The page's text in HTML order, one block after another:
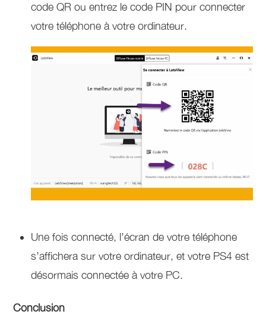
code QR ou entrez le code PIN pour connecter
votre téléphone à votre ordinateur.
Une fois connecté, l’écran de votre téléphone
s’affichera sur votre ordinateur, et votre PS4 est
désormais connectée à votre PC.
Conclusion